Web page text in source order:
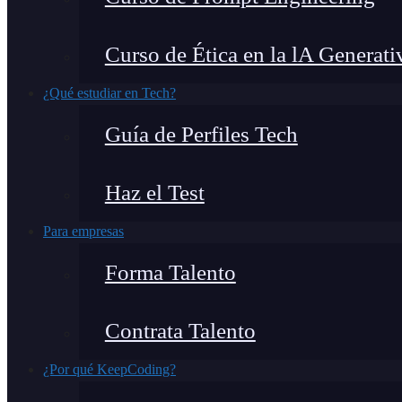
Curso de Ética en la lA
¿Qué estudiar en Tech?
Guía de Perfiles Tech
Haz el Test
Para empresas
Forma Talento
Contrata Talento
¿Por qué KeepCoding?